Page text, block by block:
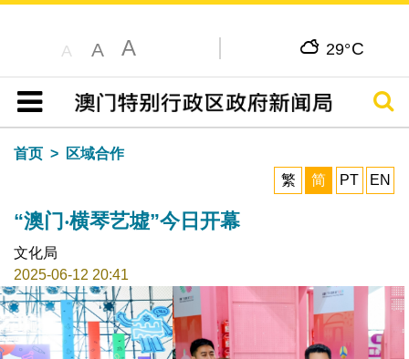
A A A 29°C
目录
搜寻
首页
区域合作
繁
简 PT EN
“澳门‧横琴艺墟”今日开幕
文化局
2025-06-12 20:41